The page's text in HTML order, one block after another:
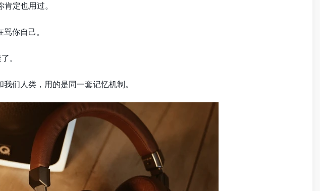
定也用过。
你自己。
。
们人类，用的是同一套记忆机制。